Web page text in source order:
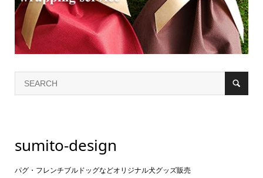
sumito-design
パグ・フレンチブルドッグなどオリジナル犬グッズ販売